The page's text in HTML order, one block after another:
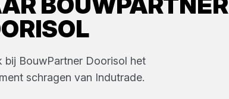
bij BouwPartner Doorisol het
schragen van Indutrade.